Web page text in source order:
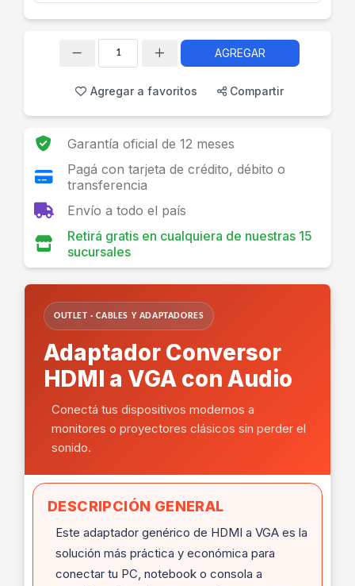
AGREGAR
Agregar a favoritos Compartir
Garantía oficial de 12 meses
Pagá con tarjeta de crédito, débito o
transferencia
Envío a todo el país
Retirá gratis en cualquiera de nuestras 15
sucursales
OUTLET · CABLES Y ADAPTADORES
Adaptador Conversor
HDMI a VGA con Audio
Conectá tus dispositivos modernos a
monitores o proyectores clásicos sin perder el
sonido.
DESCRIPCIÓN GENERAL
Este adaptador genérico de HDMI a VGA es la
solución más práctica y económica para
conectar tu PC, notebook o consola a